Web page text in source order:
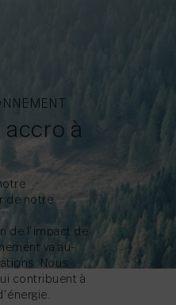
accro à
de notre
de l’impact de
va au-
Nous
contribuent à